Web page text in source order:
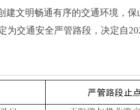
文明畅通有序的交通环境，
交通安全严管路段，决定自